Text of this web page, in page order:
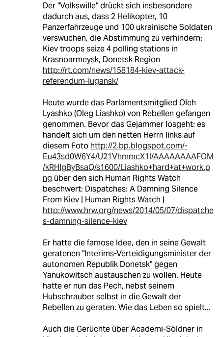
Der "Volkswille" drückt sich insbesondere
dadurch aus, dass 2 Helikopter, 10
Panzerfahrzeuge und 100 ukrainische Soldaten
verswuchen, die Abstimmung zu verhindern:
Kiev troops seize 4 polling stations in
Krasnoarmeysk, Donetsk Region
http://rt.com/news/158184-kiev-attack-
referendum-lugansk/
Heute wurde das Parlamentsmitglied Oleh
Lyashko (Oleg Liashko) von Rebellen gefangen
genommen. Bevor das Gejammer losgeht: es
handelt sich um den netten Herrn links auf
diesem Foto http://2.bp.blogspot.com/-
Eu43sd0W6Y4/U21VhmmcX1I/AAAAAAAAFOM
/kRHlgByBsaQ/s1600/Liashko+hard+at+work.p
ng über den sich Human Rights Watch
beschwert: Dispatches: A Damning Silence
From Kiev | Human Rights Watch |
http://www.hrw.org/news/2014/05/07/dispatche
s-damning-silence-kiev
Er hatte die famose Idee, den in seine Gewalt
geratenen "Interims-Verteidigungsminister der
autonomen Republik Donetsk" gegen
Yanukowitsch austauschen zu wollen. Heute
hatte er nun das Pech, nebst seinem
Hubschrauber selbst in die Gewalt der
Rebellen zu geraten. Wie das Leben so spielt...
Auch die Gerüchte über Academi-Söldner in